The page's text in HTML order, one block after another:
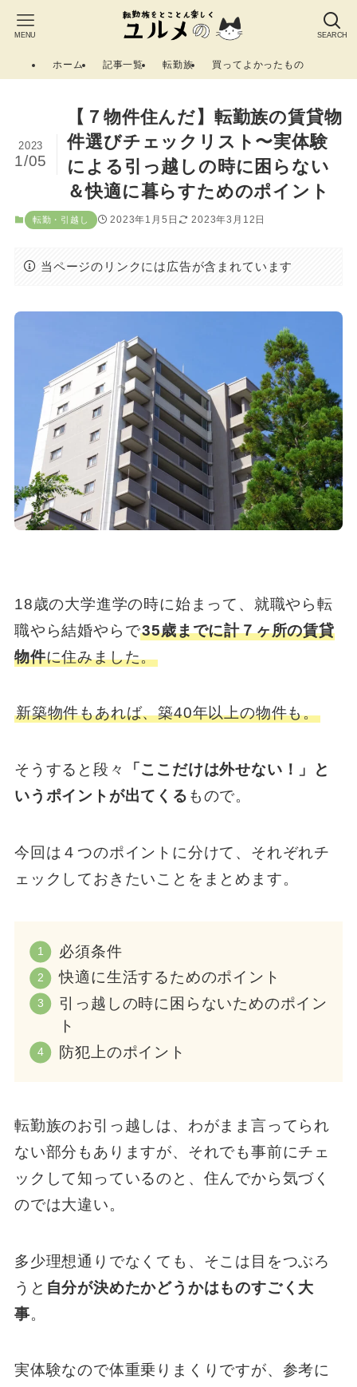
SEARCH
MENU
ホーム 記事一覧 転勤族 買ってよかったもの
【７物件住んだ】転勤族の賃貸物
件選びチェックリスト〜実体験
による引っ越しの時に困らない
＆快適に暮らすためのポイント
2023
1/05
転勤・引越し 2023年1月5日 2023年3月12日
当ページのリンクには広告が含まれています
18歳の大学進学の時に始まって、就職やら転
職やら結婚やらで35歳までに計７ヶ所の賃貸
物件に住みました。
新築物件もあれば、築40年以上の物件も。
そうすると段々
「ここだけは外せない！」と
いうポイントが出てくる もので。
今回は４つのポイントに分けて、それぞれチ
ェックしておきたいことをまとめます。
必須条件
快適に生活するためのポイント
引っ越しの時に困らないためのポイン
ト
防犯上のポイント
転勤族のお引っ越しは、わがまま言ってられ
ない部分もありますが、それでも事前にチェ
ックして知っているのと、住んでから気づく
のでは大違い。
多少理想通りでなくても、そこは目をつぶろ
うと 自分が決めたかどうかはものすごく大
事。
実体験なので体重乗りまくりですが、参考に